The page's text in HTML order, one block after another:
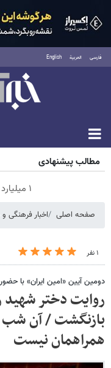
فارسی العربية English
جمعه ۱۶ مرداد ۱۴۰۵
مطالب پیشنهادی
۱ میلیارد اعتبار خرید طلا | بدون ضامن و چک
صفحه اصلی اخبار فرهنگی
۱ نفر
دومین آیین «امین ایران» با
روایت دختر شهید
بازنگشت / آن شب
همراهمان نیست